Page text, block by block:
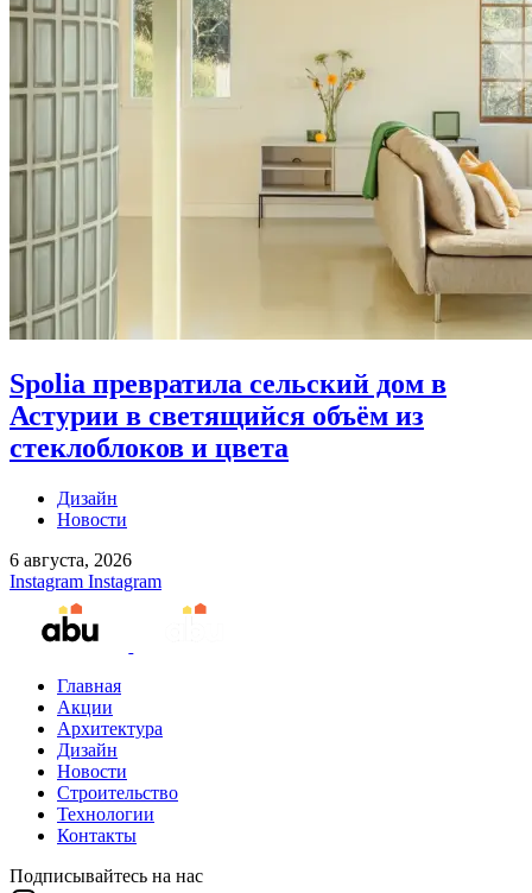
Spolia превратила сельский дом в
Астурии в светящийся объём из
стеклоблоков и цвета
Дизайн
Новости
6 августа, 2026
Instagram Instagram
Главная
Акции
Архитектура
Дизайн
Новости
Строительство
Технологии
Контакты
Подписывайтесь на нас